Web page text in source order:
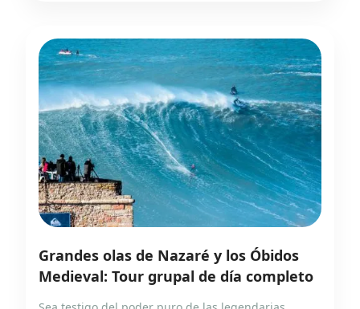
Grandes olas de Nazaré y los Óbidos
Medieval: Tour grupal de día completo